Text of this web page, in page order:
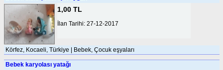
1,00 TL
İlan Tarihi: 27-12-2017
Körfez, Kocaeli, Türkiye | Bebek, Çocuk eşyaları
Bebek karyolası yatağı